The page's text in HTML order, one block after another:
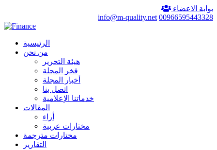
بوابة الاعضاء
00966595443328
info@m-quality.net
الرئيسية
من نحن
هيئة التحرير
فخر المجلة
أخبار المجلة
اتصل بنا
خدماتنا الإعلامية
المقالات
أراء
مختارات عربية
مختارات مترجمة
التقارير